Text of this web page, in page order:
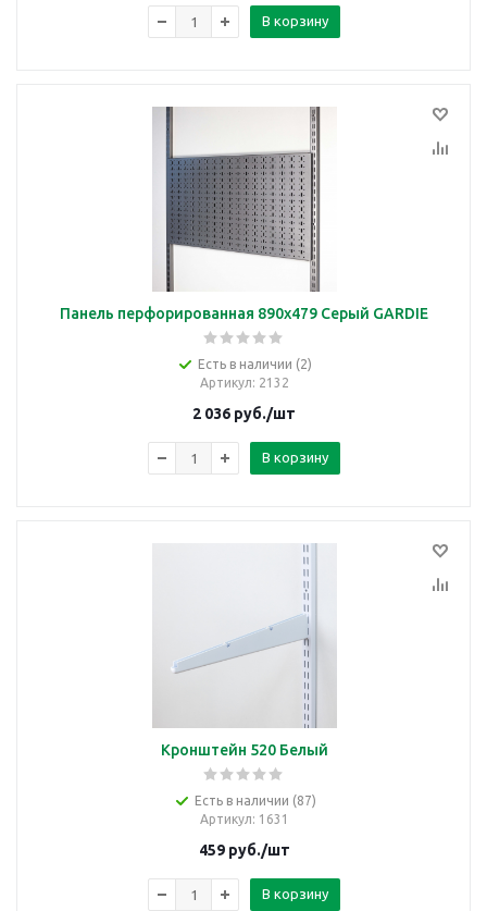
В корзину
Панель перфорированная 890х479 Серый GARDIE
Есть в наличии (2)
Артикул: 2132
2 036 руб./шт
В корзину
Кронштейн 520 Белый
Есть в наличии (87)
Артикул: 1631
459руб./шт
В корзину